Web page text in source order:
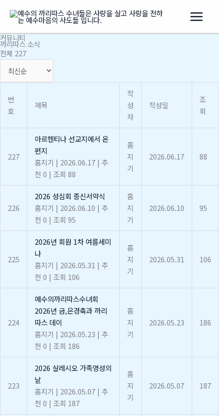
로
건
커뮤니티
까리따스 소식
전체 227
번
호
제목
작
성
자
작성일
조
회
227
아르헨티나 선교지에서 온
편지
홈지기 | 2026.06.17 | 추
천 0 | 조회 88
홈
지
기
2026.06.17 88
226
2026 성심회 종신서약식
홈지기 | 2026.06.10 | 추
천 0 | 조회 95
홈
지
기
2026.06.10 95
225
2026년 회원 1차 여름세미
나
홈지기 | 2026.05.31 | 추
천 0 | 조회 106
홈
지
기
2026.05.31 106
224
예수의까리따스수녀회
2026년 금,은경축과 까리
따스 데이
홈지기 | 2026.05.23 | 추
천 0 | 조회 186
홈
지
기
2026.05.23 186
223
2026 살레시오 가족영성의
날
홈지기 | 2026.05.07 | 추
천 0 | 조회 187
홈
지
기
2026.05.07 187